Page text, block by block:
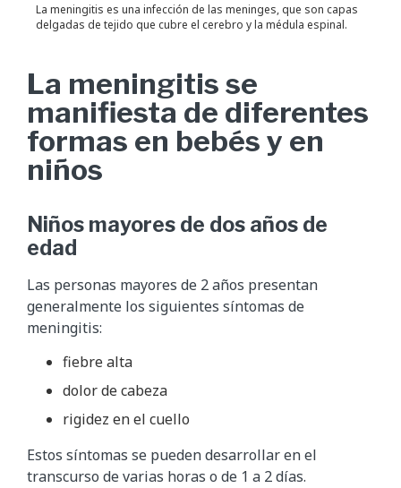
La meningitis es una infección de las meninges, que son capas
delgadas de tejido que cubre el cerebro y la médula espinal.
La meningitis se
manifiesta de diferentes
formas en bebés y en
niños
Niños mayores de dos años de
edad
Las personas mayores de 2 años presentan
generalmente los siguientes síntomas de
meningitis:
fiebre alta
dolor de cabeza
rigidez en el cuello
Estos síntomas se pueden desarrollar en el
transcurso de varias horas o de 1 a 2 días.